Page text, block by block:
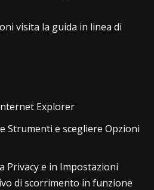
visita la guida in linea di
Explorer
Strumenti e scegliere Opzioni
Privacy e in Impostazioni
di scorrimento in funzione